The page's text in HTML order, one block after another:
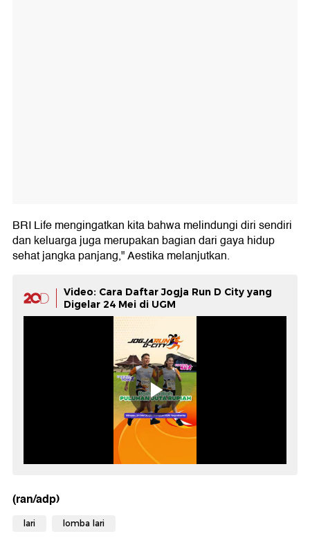
BRI Life mengingatkan kita bahwa melindungi diri sendiri
dan keluarga juga merupakan bagian dari gaya hidup
sehat jangka panjang," Aestika melanjutkan.
Video: Cara Daftar Jogja Run D City yang
Digelar 24 Mei di UGM
(ran/adp)
lari lomba lari